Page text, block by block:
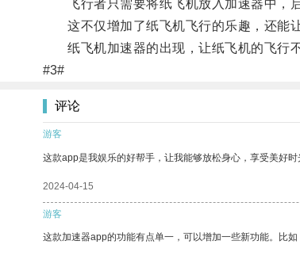
飞行者只需要将纸飞机放入加速器中，启
这不仅增加了纸飞机飞行的乐趣，还能让
纸飞机加速器的出现，让纸飞机的飞行不
#3#
评论
游客
这款app是我娱乐的好帮手，让我能够放松身心，享受美好时
2024-04-15
游客
这款加速器app的功能有点单一，可以增加一些新功能。比